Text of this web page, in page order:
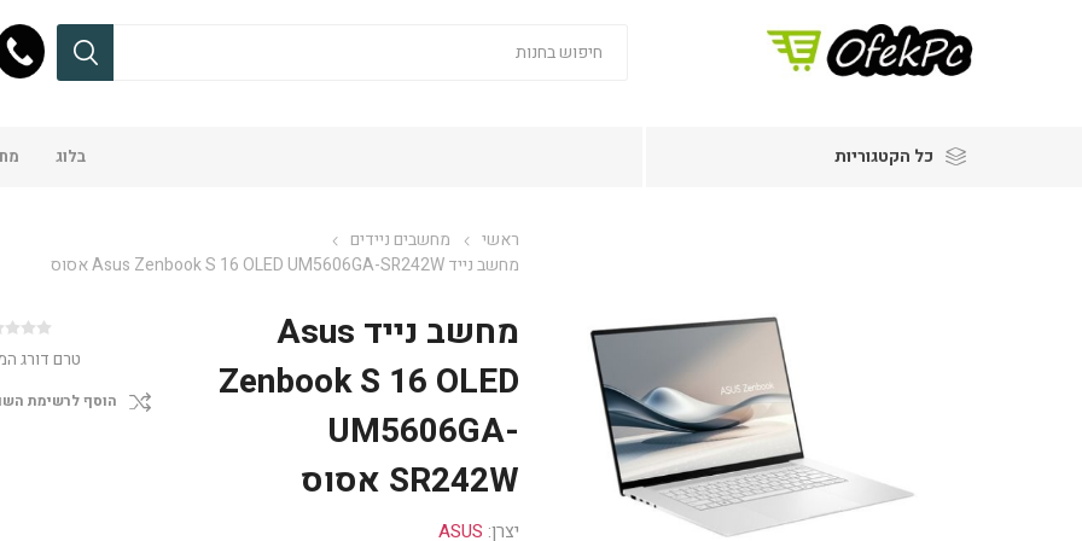
כל הקטגוריות בלוג
ראשי
מחשבים ניידים
מחשב נייד Asus Zenbook S 16 OLED UM5606GA-SR242W אסוס
מחשב נייד Asus
Zenbook S 16 OLED
UM5606GA-
SR242W אסוס
יצרן: ASUS
טרם דורג
הוסף לרשימת